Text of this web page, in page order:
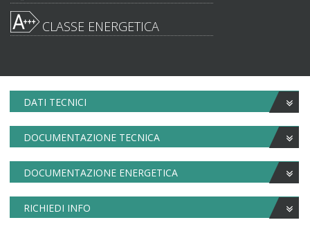
CLASSE ENERGETICA
DATI TECNICI
DOCUMENTAZIONE TECNICA
DOCUMENTAZIONE ENERGETICA
RICHIEDI INFO